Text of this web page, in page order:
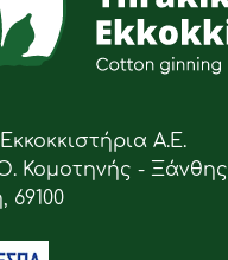
Α.Ε.
Κομοτηνής - Ξάνθης
69100